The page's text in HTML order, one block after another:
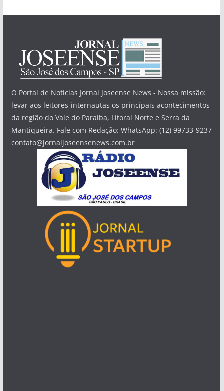
O Portal de Notícias Jornal Joseense News - Nossa missão:
levar aos leitores-internautas os principais acontecimentos
da região do Vale do Paraíba, Litoral Norte e Serra da
Mantiqueira. Fale com Redação: WhatsApp: (12) 99733-9237
contato@jornaljoseensenews.com.br